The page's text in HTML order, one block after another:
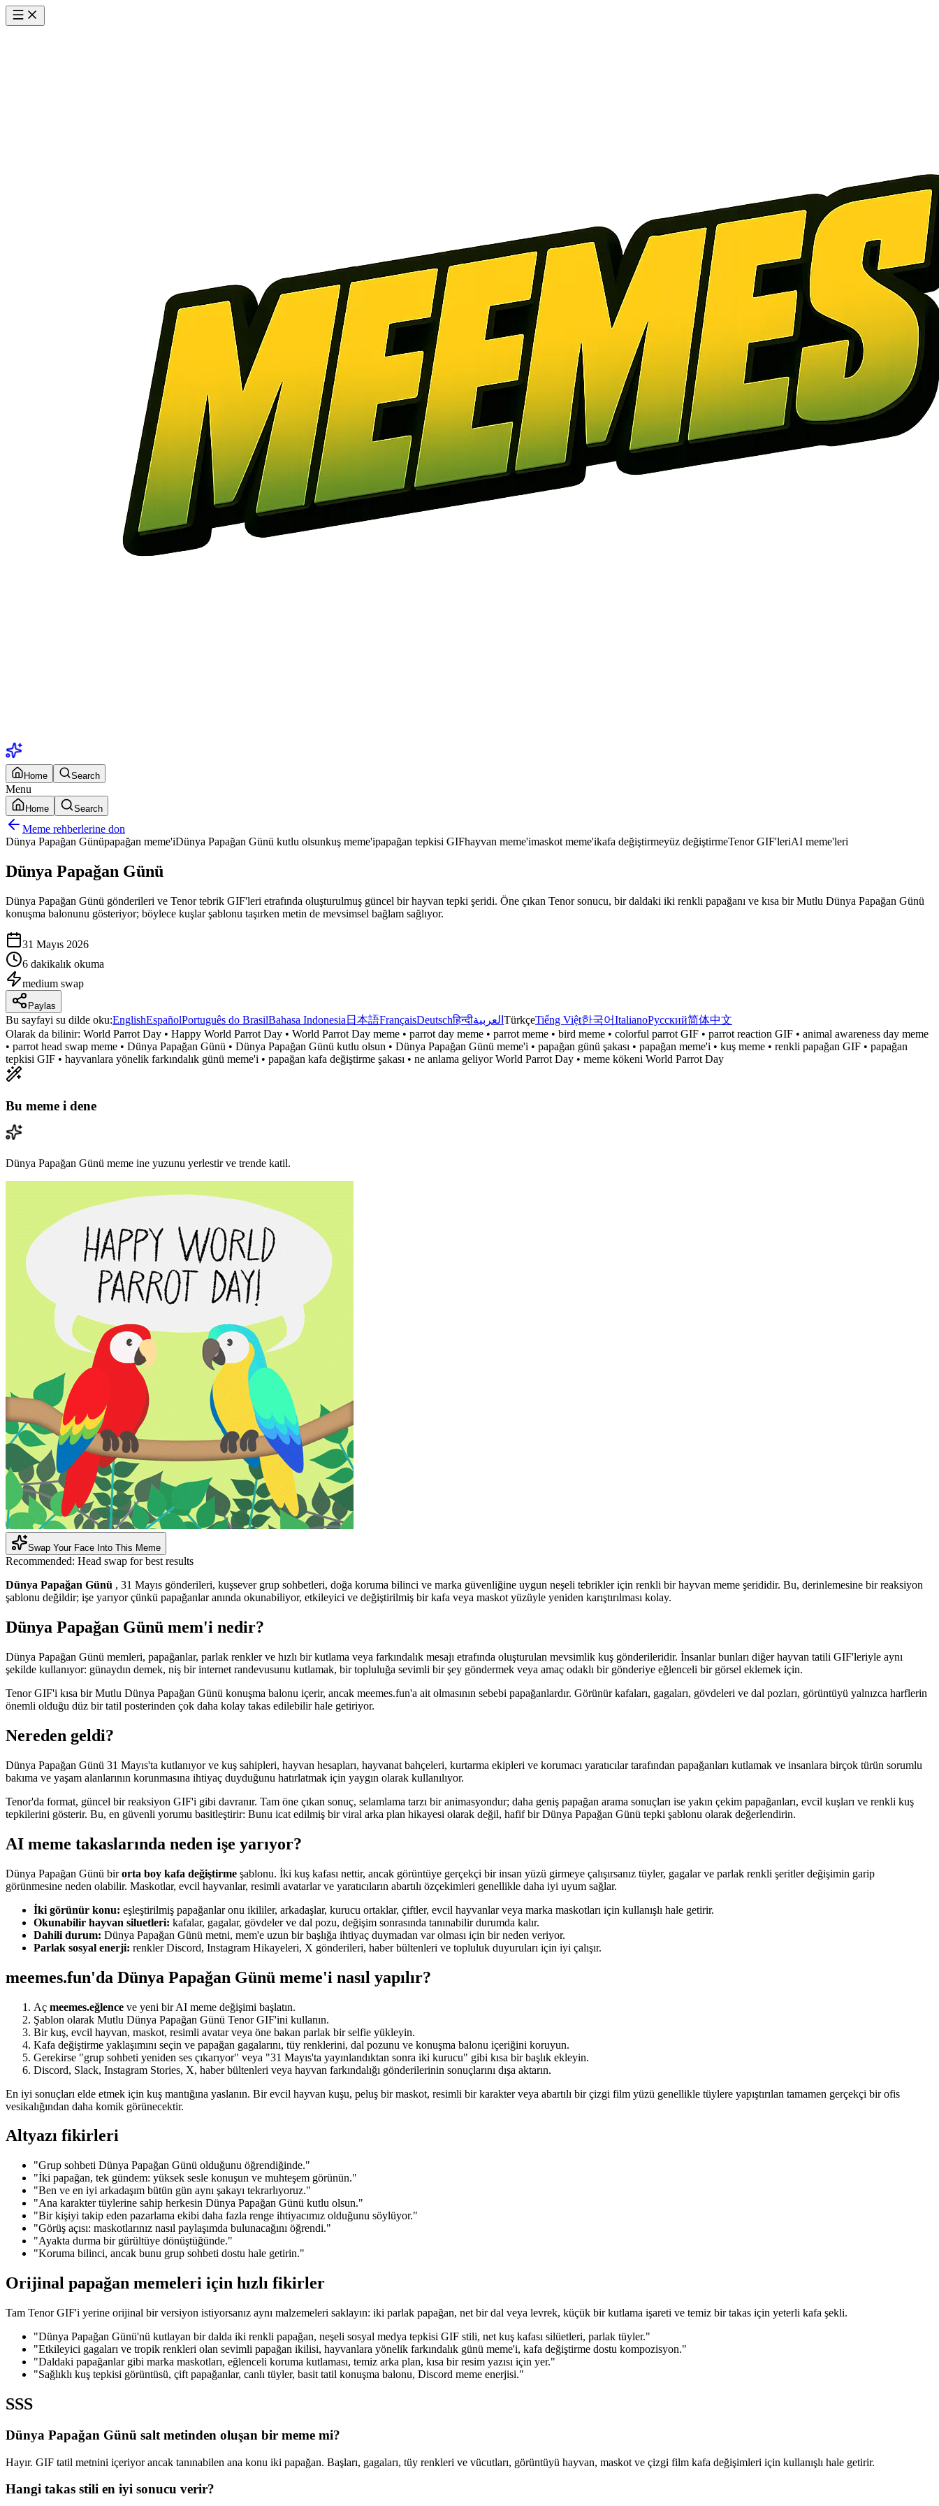
Home Search
Menu
Home Search
Meme rehberlerine don
Dünya Papağan Günüpapağan meme'iDünya Papağan Günü kutlu olsunkuş meme'ipapağan tepkisi GIFhayvan meme'imaskot meme'ikafa değiştirmeyüz değiştirmeTenor GIF'leriAI meme'leri
Dünya Papağan Günü
Dünya Papağan Günü gönderileri ve Tenor tebrik GIF'leri etrafında oluşturulmuş güncel bir hayvan tepki şeridi. Öne çıkan Tenor sonucu, bir daldaki iki renkli papağanı ve kısa bir Mutlu Dünya Papağan Günü
konuşma balonunu gösteriyor; böylece kuşlar şablonu taşırken metin de mevsimsel bağlam sağlıyor.
31 Mayıs 2026
6 dakikalık okuma
medium swap
Paylas
Bu sayfayi su dilde oku:EnglishEspañolPortuguês do BrasilBahasa Indonesia 日本語FrançaisDeutschहिन्दीالعربية TürkçeTiếng Việt한국어ItalianoРусский简体中文
Olarak da bilinir: World Parrot Day • Happy World Parrot Day • World Parrot Day meme • parrot day meme • parrot meme • bird meme • colorful parrot GIF • parrot reaction GIF • animal awareness day meme
• parrot head swap meme • Dünya Papağan Günü • Dünya Papağan Günü kutlu olsun • Dünya Papağan Günü meme'i • papağan günü şakası • papağan meme'i • kuş meme • renkli papağan GIF • papağan
tepkisi GIF • hayvanlara yönelik farkındalık günü meme'i • papağan kafa değiştirme şakası • ne anlama geliyor World Parrot Day • meme kökeni World Parrot Day
Bu meme i dene
Dünya Papağan Günü meme ine yuzunu yerlestir ve trende katil.
Swap Your Face Into This Meme
Recommended: Head swap for best results
Dünya Papağan Günü , 31 Mayıs gönderileri, kuşsever grup sohbetleri, doğa koruma bilinci ve marka güvenliğine uygun neşeli tebrikler için renkli bir hayvan meme şerididir. Bu, derinlemesine bir reaksiyon
şablonu değildir; işe yarıyor çünkü papağanlar anında okunabiliyor, etkileyici ve değiştirilmiş bir kafa veya maskot yüzüyle yeniden karıştırılması kolay.
Dünya Papağan Günü mem'i nedir?
Dünya Papağan Günü memleri, papağanlar, parlak renkler ve hızlı bir kutlama veya farkındalık mesajı etrafında oluşturulan mevsimlik kuş gönderileridir. İnsanlar bunları diğer hayvan tatili GIF'leriyle aynı
şekilde kullanıyor: günaydın demek, niş bir internet randevusunu kutlamak, bir topluluğa sevimli bir şey göndermek veya amaç odaklı bir gönderiye eğlenceli bir görsel eklemek için.
Tenor GIF'i kısa bir Mutlu Dünya Papağan Günü konuşma balonu içerir, ancak meemes.fun'a ait olmasının sebebi papağanlardır. Görünür kafaları, gagaları, gövdeleri ve dal pozları, görüntüyü yalnızca harflerin
önemli olduğu düz bir tatil posterinden çok daha kolay takas edilebilir hale getiriyor.
Nereden geldi?
Dünya Papağan Günü 31 Mayıs'ta kutlanıyor ve kuş sahipleri, hayvan hesapları, hayvanat bahçeleri, kurtarma ekipleri ve korumacı yaratıcılar tarafından papağanları kutlamak ve insanlara birçok türün sorumlu
bakıma ve yaşam alanlarının korunmasına ihtiyaç duyduğunu hatırlatmak için yaygın olarak kullanılıyor.
Tenor'da format, güncel bir reaksiyon GIF'i gibi davranır. Tam öne çıkan sonuç, selamlama tarzı bir animasyondur; daha geniş papağan arama sonuçları ise yakın çekim papağanları, evcil kuşları ve renkli kuş
tepkilerini gösterir. Bu, en güvenli yorumu basitleştirir: Bunu icat edilmiş bir viral arka plan hikayesi olarak değil, hafif bir Dünya Papağan Günü tepki şablonu olarak değerlendirin.
AI meme takaslarında neden işe yarıyor?
Dünya Papağan Günü birorta boy kafa değiştirme şablonu. İki kuş kafası nettir, ancak görüntüye gerçekçi bir insan yüzü girmeye çalışırsanız tüyler, gagalar ve parlak renkli şeritler değişimin garip
görünmesine neden olabilir. Maskotlar, evcil hayvanlar, resimli avatarlar ve yaratıcıların abartılı özçekimleri genellikle daha iyi uyum sağlar.
İki görünür konu: eşleştirilmiş papağanlar onu ikililer, arkadaşlar, kurucu ortaklar, çiftler, evcil hayvanlar veya marka maskotları için kullanışlı hale getirir.
Okunabilir hayvan siluetleri: kafalar, gagalar, gövdeler ve dal pozu, değişim sonrasında tanınabilir durumda kalır.
Dahili durum: Dünya Papağan Günü metni, mem'e uzun bir başlığa ihtiyaç duymadan var olması için bir neden veriyor.
Parlak sosyal enerji: renkler Discord, Instagram Hikayeleri, X gönderileri, haber bültenleri ve topluluk duyuruları için iyi çalışır.
meemes.fun'da Dünya Papağan Günü meme'i nasıl yapılır?
Aç meemes.eğlence ve yeni bir AI meme değişimi başlatın.
Şablon olarak Mutlu Dünya Papağan Günü Tenor GIF'ini kullanın.
Bir kuş, evcil hayvan, maskot, resimli avatar veya öne bakan parlak bir selfie yükleyin.
Kafa değiştirme yaklaşımını seçin ve papağan gagalarını, tüy renklerini, dal pozunu ve konuşma balonu içeriğini koruyun.
Gerekirse "grup sohbeti yeniden ses çıkarıyor" veya "31 Mayıs'ta yayınlandıktan sonra iki kurucu" gibi kısa bir başlık ekleyin.
Discord, Slack, Instagram Stories, X, haber bültenleri veya hayvan farkındalığı gönderilerinin sonuçlarını dışa aktarın.
En iyi sonuçları elde etmek için kuş mantığına yaslanın. Bir evcil hayvan kuşu, peluş bir maskot, resimli bir karakter veya abartılı bir çizgi film yüzü genellikle tüylere yapıştırılan tamamen gerçekçi bir ofis
vesikalığından daha komik görünecektir.
Altyazı fikirleri
"Grup sohbeti Dünya Papağan Günü olduğunu öğrendiğinde."
"İki papağan, tek gündem: yüksek sesle konuşun ve muhteşem görünün."
"Ben ve en iyi arkadaşım bütün gün aynı şakayı tekrarlıyoruz."
"Ana karakter tüylerine sahip herkesin Dünya Papağan Günü kutlu olsun."
"Bir kişiyi takip eden pazarlama ekibi daha fazla renge ihtiyacımız olduğunu söylüyor."
"Görüş açısı: maskotlarınız nasıl paylaşımda bulunacağını öğrendi."
"Ayakta durma bir gürültüye dönüştüğünde."
"Koruma bilinci, ancak bunu grup sohbeti dostu hale getirin."
Orijinal papağan memeleri için hızlı fikirler
Tam Tenor GIF'i yerine orijinal bir versiyon istiyorsanız aynı malzemeleri saklayın: iki parlak papağan, net bir dal veya levrek, küçük bir kutlama işareti ve temiz bir takas için yeterli kafa şekli.
"Dünya Papağan Günü'nü kutlayan bir dalda iki renkli papağan, neşeli sosyal medya tepkisi GIF stili, net kuş kafası silüetleri, parlak tüyler."
"Etkileyici gagaları ve tropik renkleri olan sevimli papağan ikilisi, hayvanlara yönelik farkındalık günü meme'i, kafa değiştirme dostu kompozisyon."
"Daldaki papağanlar gibi marka maskotları, eğlenceli koruma kutlaması, temiz arka plan, kısa bir resim yazısı için yer."
"Sağlıklı kuş tepkisi görüntüsü, çift papağanlar, canlı tüyler, basit tatil konuşma balonu, Discord meme enerjisi."
SSS
Dünya Papağan Günü salt metinden oluşan bir meme mi?
Hayır. GIF tatil metnini içeriyor ancak tanınabilen ana konu iki papağan. Başları, gagaları, tüy renkleri ve vücutları, görüntüyü hayvan, maskot ve çizgi film kafa değişimleri için kullanışlı hale getirir.
Hangi takas stili en iyi sonucu verir?